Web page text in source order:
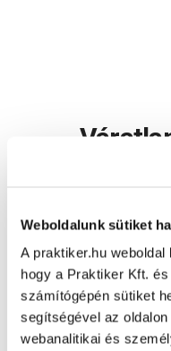
Weboldalunk sütiket
A praktiker.hu
hogy a Praktiker Kft.
számítógépén sütiket
segítségével az
webanalitikai és